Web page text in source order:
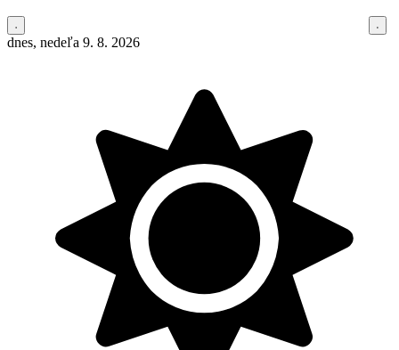
dnes, nedeľa 9. 8. 2026